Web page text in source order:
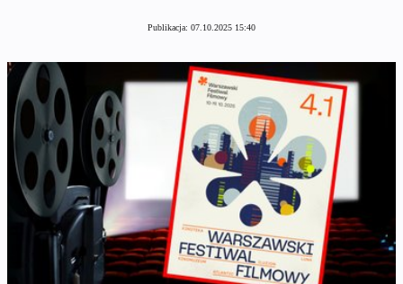
Publikacja: 07.10.2025 15:40